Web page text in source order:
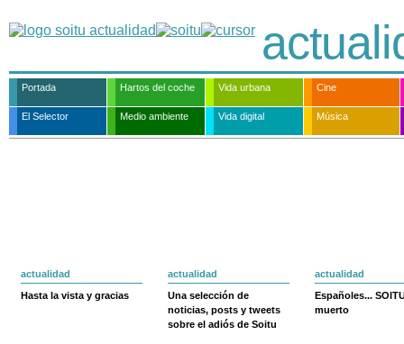
Portada Hartos del coche Vida urbana Cine
El Selector Medio ambiente Vida digital Música
actualidad
Hasta la vista y gracias
actualidad
Una selección de
noticias, posts y tweets
sobre el adiós de Soitu
actualidad
Españoles...
muerto